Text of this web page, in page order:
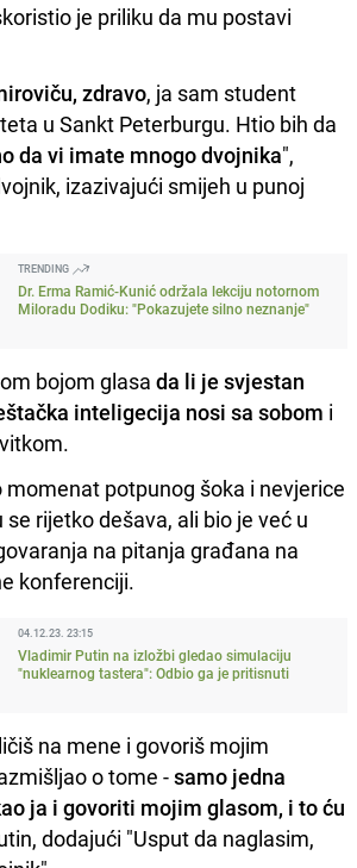
je priliku da mu postavi
zdravo, ja sam student
u Sankt Peterburgu. Htio bih da
da vi imate mnogo dvojnika",
izazivajući smijeh u punoj
TRENDING
Dr. Erma Ramić-Kunić održala lekciju notornom
Miloradu Dodiku: "Pokazujete silno neznanje"
bojom glasa da li je svjestan
inteligecija nosi sa sobom i
momenat potpunog šoka i nevjerice
rijetko dešava, ali bio je već u
na pitanja građana na
konferenciji.
04.12.23. 23:15
Vladimir Putin na izložbi gledao simulaciju
"nuklearnog tastera": Odbio ga je pritisnuti
na mene i govoriš mojim
o tome -samo jedna
ja i govoriti mojim glasom, i to ću
dodajući "Usput da naglasim,